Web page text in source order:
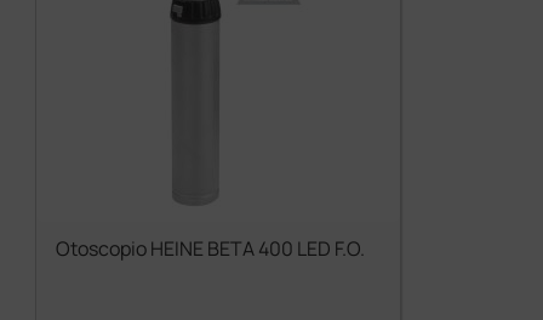
Otoscopio HEINE BETA 400 LED F.O.